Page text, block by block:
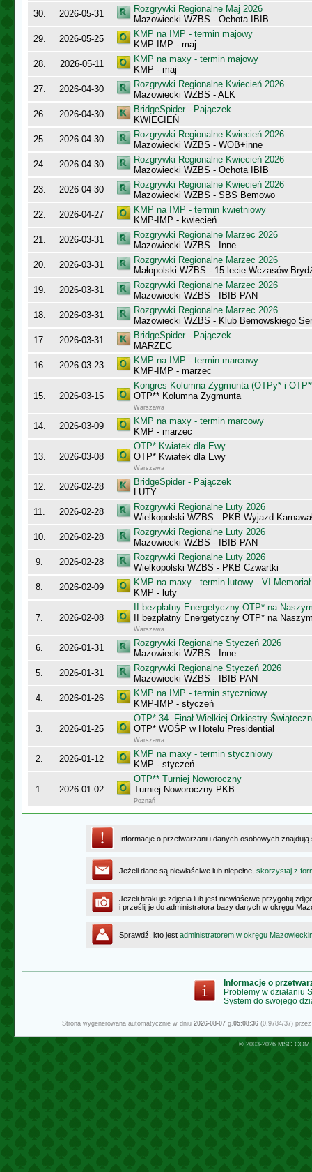
30.
2026-05-31
Rozgrywki Regionalne Maj 2026
Mazowiecki WZBS - Ochota IBIB
29.
2026-05-25
KMP na IMP - termin majowy
KMP-IMP - maj
28.
2026-05-11
KMP na maxy - termin majowy
KMP - maj
27.
2026-04-30
Rozgrywki Regionalne Kwiecień 2026
Mazowiecki WZBS - ALK
26.
2026-04-30
BridgeSpider - Pajączek
KWIECIEŃ
25.
2026-04-30
Rozgrywki Regionalne Kwiecień 2026
Mazowiecki WZBS - WOB+inne
24.
2026-04-30
Rozgrywki Regionalne Kwiecień 2026
Mazowiecki WZBS - Ochota IBIB
23.
2026-04-30
Rozgrywki Regionalne Kwiecień 2026
Mazowiecki WZBS - SBS Bemowo
22.
2026-04-27
KMP na IMP - termin kwietniowy
KMP-IMP - kwiecień
21.
2026-03-31
Rozgrywki Regionalne Marzec 2026
Mazowiecki WZBS - Inne
20.
2026-03-31
Rozgrywki Regionalne Marzec 2026
Małopolski WZBS - 15-lecie Wczasów
19.
2026-03-31
Rozgrywki Regionalne Marzec 2026
Mazowiecki WZBS - IBIB PAN
18.
2026-03-31
Rozgrywki Regionalne Marzec 2026
Mazowiecki WZBS - Klub Bemowskiego
17.
2026-03-31
BridgeSpider - Pajączek
MARZEC
16.
2026-03-23
KMP na IMP - termin marcowy
KMP-IMP - marzec
15. 2026-03-15
Kongres Kolumna Zygmunta (OTPy* i
OTP** Kolumna Zygmunta
Warszawa
14. 2026-03-09
KMP na maxy - termin marcowy
KMP - marzec
13. 2026-03-08
OTP* Kwiatek dla Ewy
OTP* Kwiatek dla Ewy
Warszawa
12. 2026-02-28
BridgeSpider - Pajączek
LUTY
11.
2026-02-28
Rozgrywki Regionalne Luty 2026
Wielkopolski WZBS - PKB Wyjazd
10.
2026-02-28
Rozgrywki Regionalne Luty 2026
Mazowiecki WZBS - IBIB PAN
9.
2026-02-28
Rozgrywki Regionalne Luty 2026
Wielkopolski WZBS - PKB Czwartki
8.
2026-02-09
KMP na maxy - termin lutowy - VI
KMP - luty
7. 2026-02-08
II bezpłatny Energetyczny OTP* na
II bezpłatny Energetyczny OTP* na
Warszawa
6. 2026-01-31
Rozgrywki Regionalne Styczeń 2026
Mazowiecki WZBS - Inne
5.
2026-01-31
Rozgrywki Regionalne Styczeń 2026
Mazowiecki WZBS - IBIB PAN
4.
2026-01-26
KMP na IMP - termin styczniowy
KMP-IMP - styczeń
3. 2026-01-25
OTP* 34. Finał Wielkiej Orkiestry
OTP* WOŚP w Hotelu Presidential
Warszawa
2. 2026-01-12
KMP na maxy - termin styczniowy
KMP - styczeń
1. 2026-01-02
OTP** Turniej Noworoczny
Turniej Noworoczny PKB
Poznań
Informacje o przetwarzaniu danych osobowych
Jeżeli dane są niewłaściwe lub niepełne, skorzystaj z
Jeżeli brakuje zdjęcia lub jest niewłaściwe przygotuj
i prześlij je do administratora bazy danych w okręgu
Sprawdź, kto jest administratorem w okręgu
Informacje o
Problemy w działaniu
System do swojego
Strona wygenerowana automatycznie w dniu 2026-08-07g.05:08:36(0.9784/37)
© 2003-2026